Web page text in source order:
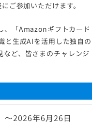
ご参加いただけます。
、「Amazonギフトカード
と生成AIを活用した独自の
ど、皆さまのチャレンジ
～2026年6月26日